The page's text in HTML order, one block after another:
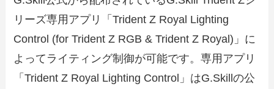
リーズ専用アプリ「Trident Z Royal Lighting
Control (for Trident Z RGB & Trident Z Royal)」に
よってライティング制御が可能です。専用アプリ
「Trident Z Royal Lighting Control」はG.Skillの公